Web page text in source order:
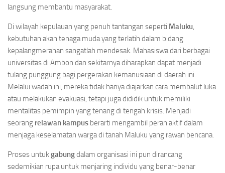
langsung membantu masyarakat.
Di wilayah kepulauan yang penuh tantangan seperti Maluku,
kebutuhan akan tenaga muda yang terlatih dalam bidang
kepalangmerahan sangatlah mendesak. Mahasiswa dari berbagai
universitas di Ambon dan sekitarnya diharapkan dapat menjadi
tulang punggung bagi pergerakan kemanusiaan di daerah ini.
Melalui wadah ini, mereka tidak hanya diajarkan cara membalut luka
atau melakukan evakuasi, tetapi juga dididik untuk memiliki
mentalitas pemimpin yang tenang di tengah krisis. Menjadi
seorang relawan kampus berarti mengambil peran aktif dalam
menjaga keselamatan warga di tanah Maluku yang rawan bencana.
Proses untukgabungdalam organisasi ini pun dirancang
sedemikian rupa untuk menjaring individu yang benar-benar